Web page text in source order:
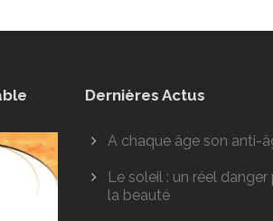
Dernières Actus
A chaque âge son anti-
Le soleil : un réel danger
la beauté